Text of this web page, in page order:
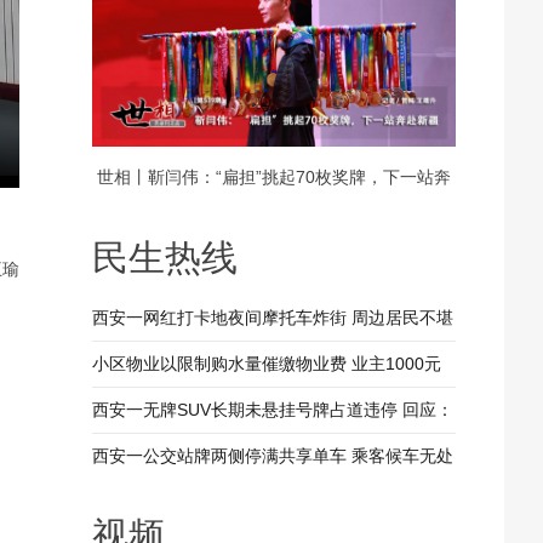
世相丨靳闫伟：“扁担”挑起70枚奖牌，下一站奔
民生热线
西安一网红打卡地夜间摩托车炸街 周边居民不堪
其扰 回应：将持续开展专项整治行动
小区物业以限制购水量催缴物业费 业主1000元
装修押金抵扣物业费 兴平市住建局：已责令物业
整改
西安一无牌SUV长期未悬挂号牌占道违停 回应：
驾驶人被记9分罚款200元
西安一公交站牌两侧停满共享单车 乘客候车无处